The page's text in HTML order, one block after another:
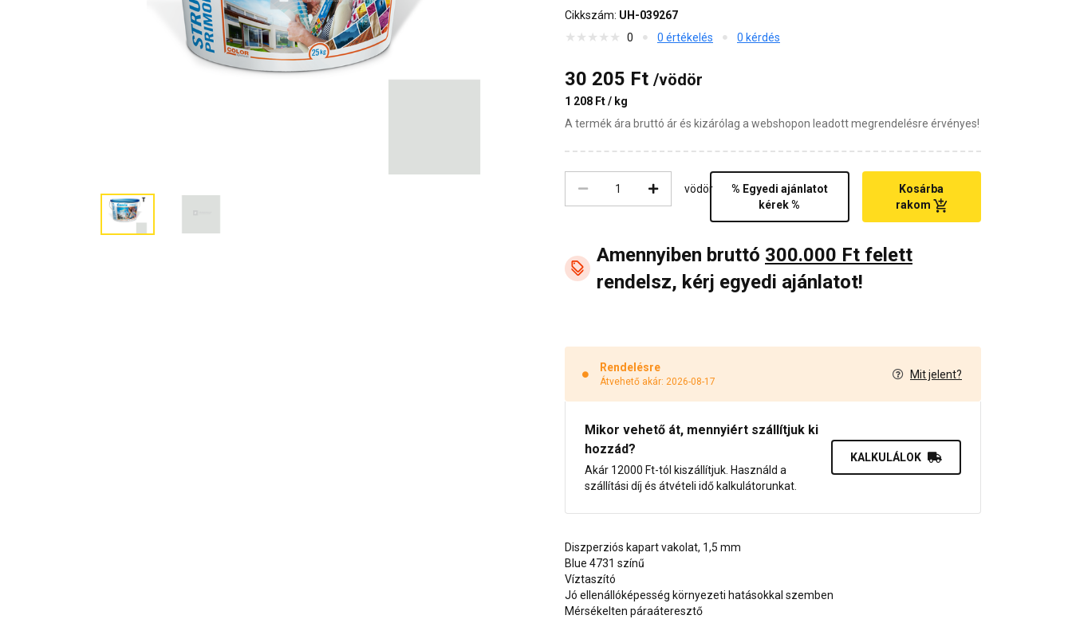
Cikkszám: UH-039267
0
0 értékelés 0 kérdés
30 205 Ft /vödör
1 208 Ft / kg
A termék ára bruttó ár és kizárólag a webshopon leadott megrendelésre érvényes!
vödör
% Egyedi ajánlatot
kérek %
Kosárba
rakom
Amennyiben bruttó 300.000 Ft felett
rendelsz, kérj egyedi ajánlatot!
Rendelésre
Átvehető akár: 2026-08-17
Mit jelent?
Mikor vehető át, mennyiért szállítjuk ki
hozzád?
Akár 12000 Ft-tól kiszállítjuk. Használd a
szállítási díj és átvételi idő kalkulátorunkat.
KALKULÁLOK
Diszperziós kapart vakolat, 1,5 mm
Blue 4731 színű
Víztaszító
Jó ellenállóképesség környezeti hatásokkal szemben
Mérsékelten páraáteresztő